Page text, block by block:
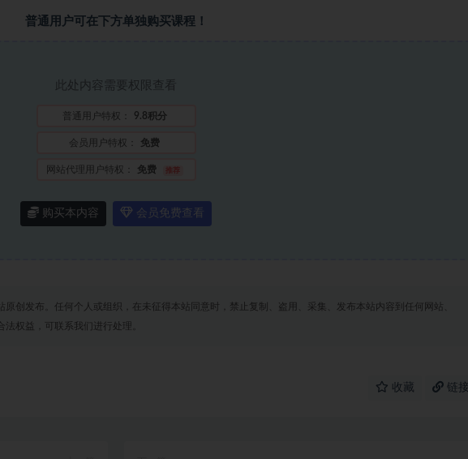
普通用户可在下方单独购买课程！
此处内容需要权限查看
普通用户特权： 9.8积分
会员用户特权： 免费
网站代理用户特权： 免费 推荐
购买本内容 会员免费查看
创发布。任何个人或组织，在未征得本站同意时，禁止复制、盗用、采集、发布本站内容到任何网站、
权益，可联系我们进行处理。
收藏 链接